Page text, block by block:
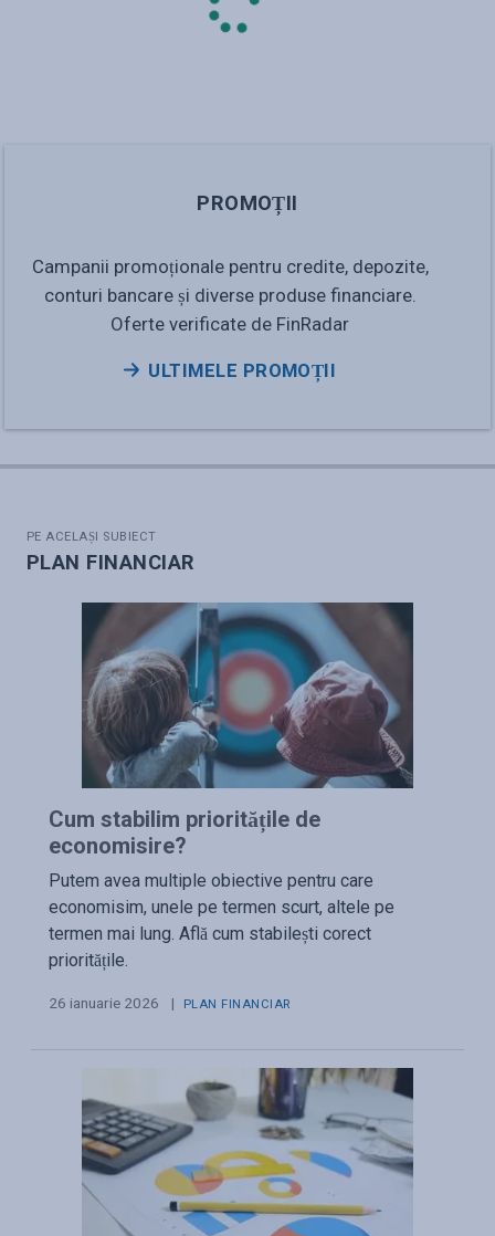
PROMOȚII
Campanii promoționale pentru credite, depozite,
conturi bancare și diverse produse financiare.
Oferte verificate de FinRadar
ULTIMELE PROMOȚII
PE ACELAȘI SUBIECT
PLAN FINANCIAR
Cum stabilim prioritățile de
economisire?
Putem avea multiple obiective pentru care
economisim, unele pe termen scurt, altele pe
termen mai lung. Află cum stabilești corect
prioritățile.
26 ianuarie 2026 | PLAN FINANCIAR